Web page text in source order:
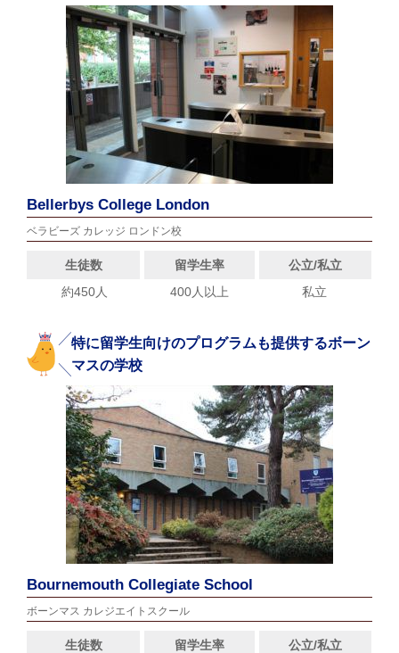
Bellerbys College London
ベラビーズ カレッジ ロンドン校
生徒数 留学生率
公立/私立
約450人
400人以上 私立
特に留学生向けのプログラムも提供するボーン
マスの学校
Bournemouth Collegiate School
ボーンマス カレジエイトスクール
生徒数 留学生率
公立/私立